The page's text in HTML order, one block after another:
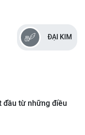
ĐẠI KIM
đầu từ những điều